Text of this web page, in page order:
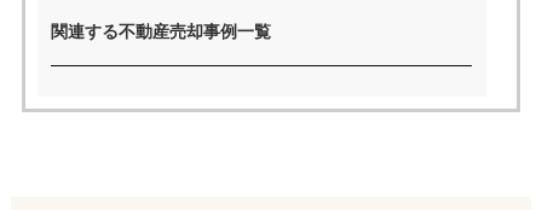
来店予約
関連する不動産売却事例一覧